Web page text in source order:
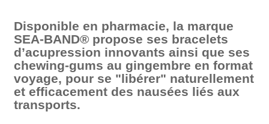
Disponible en pharmacie, la marque
SEA-BAND® propose ses bracelets
d’acupression innovants ainsi que ses
chewing-gums au gingembre en format
voyage, pour se "libérer" naturellement
et efficacement des nausées liés aux
transports.